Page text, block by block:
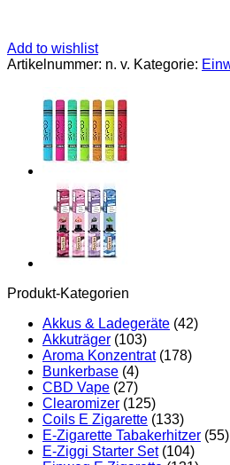
Add to wishlist
Artikelnummer: n. v. Kategorie:
Produkt-Kategorien
Akkus & Ladegeräte (42)
Akkuträger (103)
Aroma Konzentrat (178)
Bunkerbase (4)
CBD Vape (27)
Clearomizer (125)
Coils E Zigarette (133)
E-Zigarette Tabakerhitzer (55)
E-Ziggi Starter Set (104)